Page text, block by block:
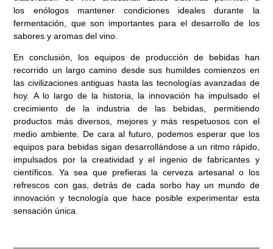
los enólogos mantener condiciones ideales durante la
fermentación, que son importantes para el desarrollo de los
sabores y aromas del vino.
En conclusión, los equipos de producción de bebidas han
recorrido un largo camino desde sus humildes comienzos en
las civilizaciones antiguas hasta las tecnologías avanzadas de
hoy. A lo largo de la historia, la innovación ha impulsado el
crecimiento de la industria de las bebidas, permitiendo
productos más diversos, mejores y más respetuosos con el
medio ambiente. De cara al futuro, podemos esperar que los
equipos para bebidas sigan desarrollándose a un ritmo rápido,
impulsados ​​por la creatividad y el ingenio de fabricantes y
científicos. Ya sea que prefieras la cerveza artesanal o los
refrescos con gas, detrás de cada sorbo hay un mundo de
innovación y tecnología que hace posible experimentar esta
sensación única.